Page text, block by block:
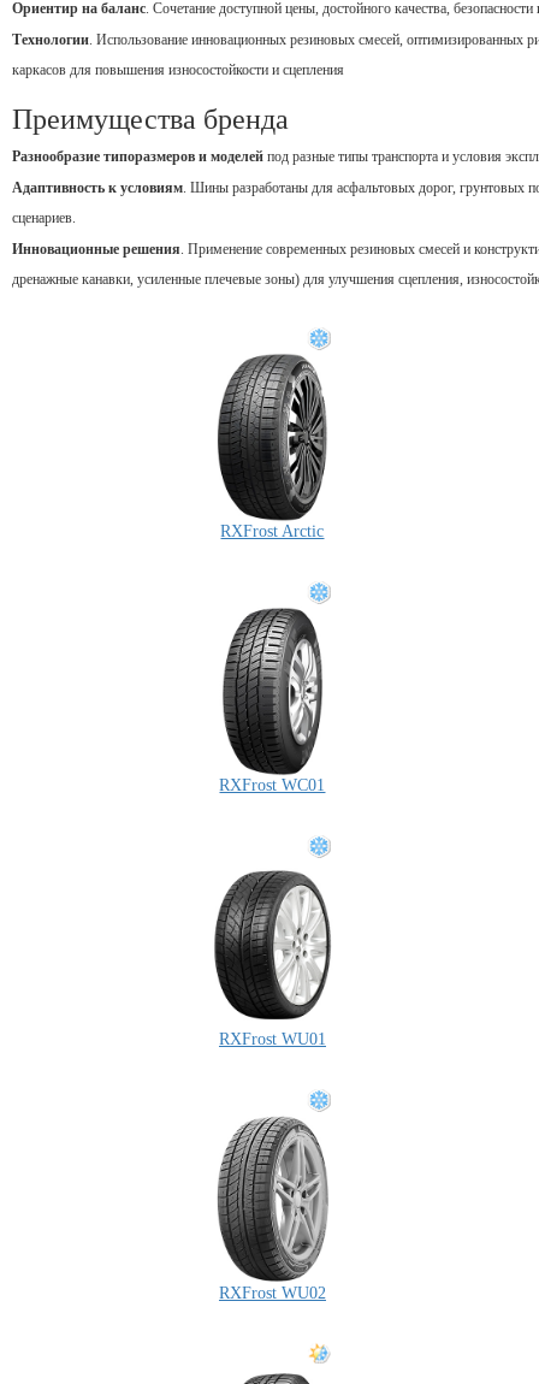
Ориентир на баланс. Сочетание доступной цены, достойного качества, безопасности
Технологии. Использование инновационных резиновых смесей, оптимизированных
каркасов для повышения износостойкости и сцепления
Преимущества бренда
Разнообразие типоразмеров и моделей под разные типы транспорта и условия
Адаптивность к условиям. Шины разработаны для асфальтовых дорог, грунтовых
сценариев.
Инновационные решения. Применение современных резиновых смесей и
дренажные канавки, усиленные плечевые зоны) для улучшения сцепления,
RXFrost Arctic
RXFrost WC01
RXFrost WU01
RXFrost WU02